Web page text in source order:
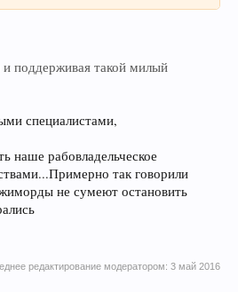
поддерживая такой милый
специалистами,
наше рабовладельческое
так говорили
не сумеют остановить
редактирование модератором: 3 май 2016